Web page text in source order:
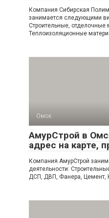
Компания Сибирская
занимается следующими
Строительные, отделочные
Теплоизоляционные
Омск
АмурСтрой в
адрес на карте,
Компания АмурСтрой
деятельности:
ДСП, ДВП, Фанера, Цемент,